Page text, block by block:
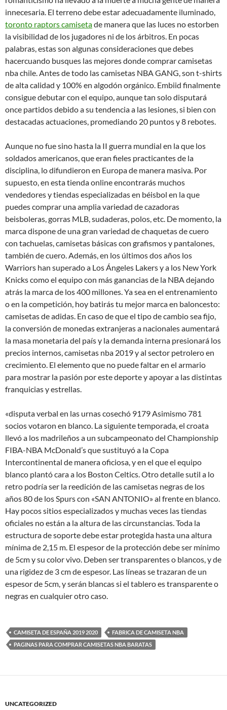
innecesaria. El terreno debe estar adecuadamente iluminado,
toronto raptors camisetade manera que las luces no estorben
la visibilidad de los jugadores ni de los árbitros. En pocas
palabras, estas son algunas consideraciones que debes
hacercuando busques las mejores donde comprar camisetas
nba chile. Antes de todo las camisetas NBA GANG, son t-shirts
de alta calidad y 100% en algodón orgánico. Embiid finalmente
consigue debutar con el equipo, aunque tan solo disputará
once partidos debido a su tendencia a las lesiones, si bien con
destacadas actuaciones, promediando 20 puntos y 8 rebotes.
Aunque no fue sino hasta la II guerra mundial en la que los
soldados americanos, que eran fieles practicantes de la
disciplina, lo difundieron en Europa de manera masiva. Por
supuesto, en esta tienda online encontrarás muchos
vendedores y tiendas especializadas en béisbol en la que
puedes comprar una amplia variedad de cazadoras
beisboleras, gorras MLB, sudaderas, polos, etc. De momento, la
marca dispone de una gran variedad de chaquetas de cuero
con tachuelas, camisetas básicas con grafismos y pantalones,
también de cuero. Además, en los últimos dos años los
Warriors han superado a Los Ángeles Lakers y a los New York
Knicks como el equipo con más ganancias de la NBA dejando
atrás la marca de los 400 millones. Ya sea en el entrenamiento
o en la competición, hoy batirás tu mejor marca en baloncesto:
camisetas de adidas. En caso de que el tipo de cambio sea fijo,
la conversión de monedas extranjeras a nacionales aumentará
la masa monetaria del país y la demanda interna presionará los
precios internos, camisetas nba 2019 y al sector petrolero en
crecimiento. El elemento que no puede faltar en el armario
para mostrar la pasión por este deporte y apoyar a las distintas
franquicias y estrellas.
«disputa verbal en las urnas cosechó 9179 Asimismo 781
socios votaron en blanco. La siguiente temporada, el croata
llevó a los madrileños a un subcampeonato del Championship
FIBA-NBA McDonald’s que sustituyó a la Copa
Intercontinental de manera oficiosa, y en el que el equipo
blanco plantó cara a los Boston Celtics. Otro detalle sutil a lo
retro podría ser la reedición de las camisetas negras de los
años 80 de los Spurs con «SAN ANTONIO» al frente en blanco.
Hay pocos sitios especializados y muchas veces las tiendas
oficiales no están a la altura de las circunstancias. Toda la
estructura de soporte debe estar protegida hasta una altura
mínima de 2,15 m. El espesor de la protección debe ser mínimo
de 5cm y su color vivo. Deben ser transparentes o blancos, y de
una rigidez de 3 cm de espesor. Las líneas se trazaran de un
espesor de 5cm, y serán blancas si el tablero es transparente o
negras en cualquier otro caso.
CAMISETA DE ESPAÑA 2019 2020
FABRICA DE CAMISETA NBA
PAGINAS PARA COMPRAR CAMISETAS NBA BARATAS
UNCATEGORIZED